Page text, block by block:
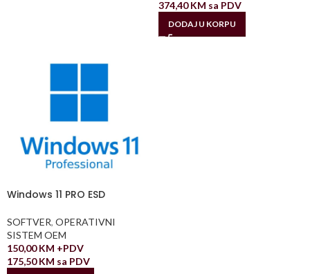
374,40KM sa PDV
DODAJ U KORPU
Windows 11 PRO ESD
SOFTVER, OPERATIVNI
SISTEM OEM
150,00KM +PDV
175,50KM sa PDV